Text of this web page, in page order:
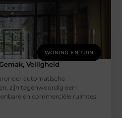
WONING EN TUIN
Veiligheid
automatische
zijn tegenwoordig een
en commerciële ruimtes.